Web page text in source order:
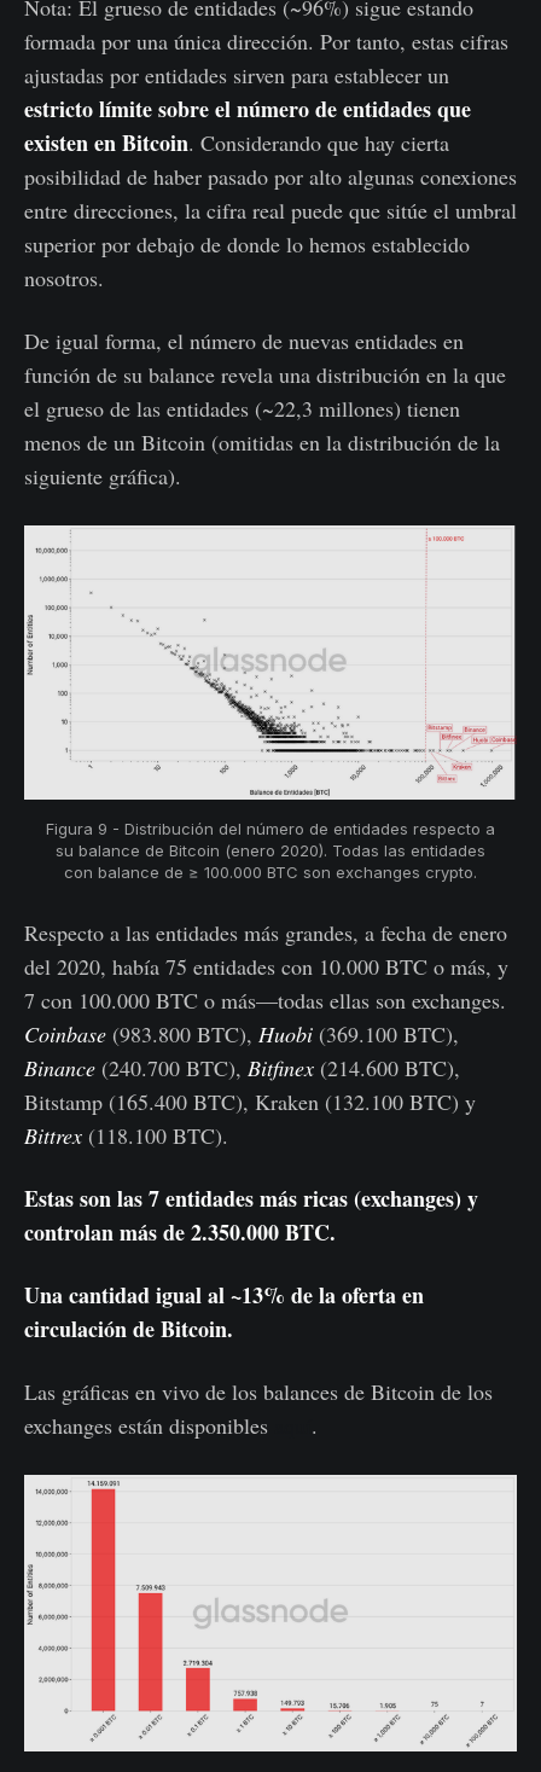
Nota: El grueso de entidades (~96%) sigue estando
formada por una única dirección. Por tanto, estas cifras
ajustadas por entidades sirven para establecer un
estricto límite sobre el número de entidades que
existen en Bitcoin. Considerando que hay cierta
posibilidad de haber pasado por alto algunas conexiones
entre direcciones, la cifra real puede que sitúe el umbral
superior por debajo de donde lo hemos establecido
nosotros.
De igual forma, el número de nuevas entidades en
función de su balance revela una distribución en la que
el grueso de las entidades (~22,3 millones) tienen
menos de un Bitcoin (omitidas en la distribución de la
siguiente gráfica).
Figura 9 - Distribución del número de entidades respecto a
su balance de Bitcoin (enero 2020). Todas las entidades
con balance de ≥ 100.000 BTC son exchanges crypto.
Respecto a las entidades más grandes, a fecha de enero
del 2020, había 75 entidades con 10.000 BTC o más, y
7 con 100.000 BTC o más—todas ellas son exchanges.
Coinbase (983.800 BTC), Huobi (369.100 BTC),
Binance (240.700 BTC), Bitfinex (214.600 BTC),
Bitstamp (165.400 BTC), Kraken (132.100 BTC) y
Bittrex (118.100 BTC).
Estas son las 7 entidades más ricas (exchanges) y
controlan más de 2.350.000 BTC.
Una cantidad igual al ~13% de la oferta en
circulación de Bitcoin.
Las gráficas en vivo de los balances de Bitcoin de los
exchanges están disponibles
.